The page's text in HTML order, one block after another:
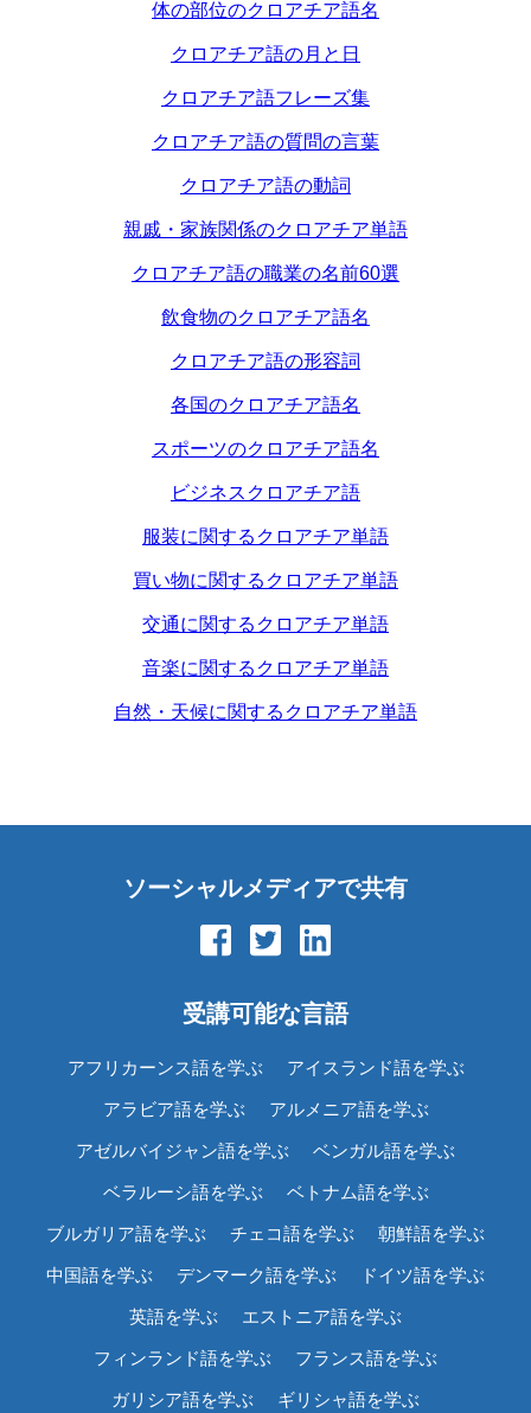
体の部位のクロアチア語名
クロアチア語の月と日
クロアチア語フレーズ集
クロアチア語の質問の言葉
クロアチア語の動詞
親戚・家族関係のクロアチア単語
クロアチア語の職業の名前60選
飲食物のクロアチア語名
クロアチア語の形容詞
各国のクロアチア語名
スポーツのクロアチア語名
ビジネスクロアチア語
服装に関するクロアチア単語
買い物に関するクロアチア単語
交通に関するクロアチア単語
音楽に関するクロアチア単語
自然・天候に関するクロアチア単語
ソーシャルメディアで共有
受講可能な言語
アフリカーンス語を学ぶ アイスランド語を学ぶ
アラビア語を学ぶ アルメニア語を学ぶ
アゼルバイジャン語を学ぶ ベンガル語を学ぶ
ベラルーシ語を学ぶ ベトナム語を学ぶ
ブルガリア語を学ぶ チェコ語を学ぶ 朝鮮語を学ぶ
中国語を学ぶ デンマーク語を学ぶ ドイツ語を学ぶ
英語を学ぶ エストニア語を学ぶ
フィンランド語を学ぶ フランス語を学ぶ
ガリシア語を学ぶ ギリシャ語を学ぶ